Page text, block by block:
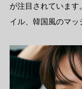
が注目されています
イル、韓国風のマッ